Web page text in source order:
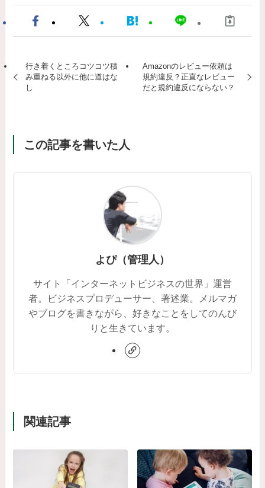
行き着くところコツコツ積
み重ねる以外に他に道はな
し
Amazonのレビュー依頼は
規約違反？正直なレビュー
だと規約違反にならない？
この記事を書いた人
よぴ（管理人）
サイト「インターネットビジネスの世界」運営
者。ビジネスプロデューサー、著述業。メルマガ
やブログを書きながら、好きなことをしてのんび
りと生きています。
関連記事